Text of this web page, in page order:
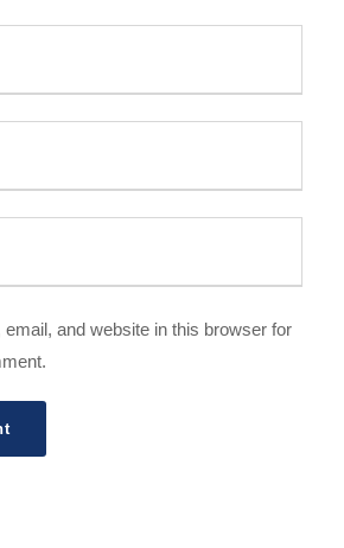
and website in this browser for